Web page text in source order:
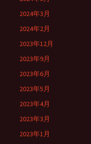
2024年3月
2024年2月
2023年12月
2023年9月
2023年6月
2023年5月
2023年4月
2023年3月
2023年1月